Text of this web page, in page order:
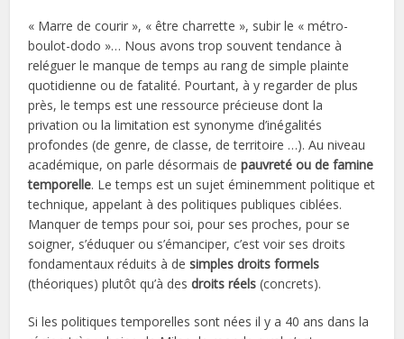
« Marre de courir », « être charrette », subir le « métro-
boulot-dodo »… Nous avons trop souvent tendance à
reléguer le manque de temps au rang de simple plainte
quotidienne ou de fatalité. Pourtant, à y regarder de plus
près, le temps est une ressource précieuse dont la
privation ou la limitation est synonyme d’inégalités
profondes (de genre, de classe, de territoire …). Au niveau
académique, on parle désormais depauvreté ou de famine
temporelle. Le temps est un sujet éminemment politique et
technique, appelant à des politiques publiques ciblées.
Manquer de temps pour soi, pour ses proches, pour se
soigner, s’éduquer ou s’émanciper, c’est voir ses droits
fondamentaux réduits à desimples droits formels
(théoriques) plutôt qu’à desdroits réels (concrets).
Si les politiques temporelles sont nées il y a 40 ans dans la